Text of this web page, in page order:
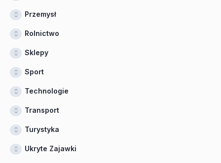
Przemysł
Rolnictwo
Sklepy
Sport
Technologie
Transport
Turystyka
Ukryte Zajawki